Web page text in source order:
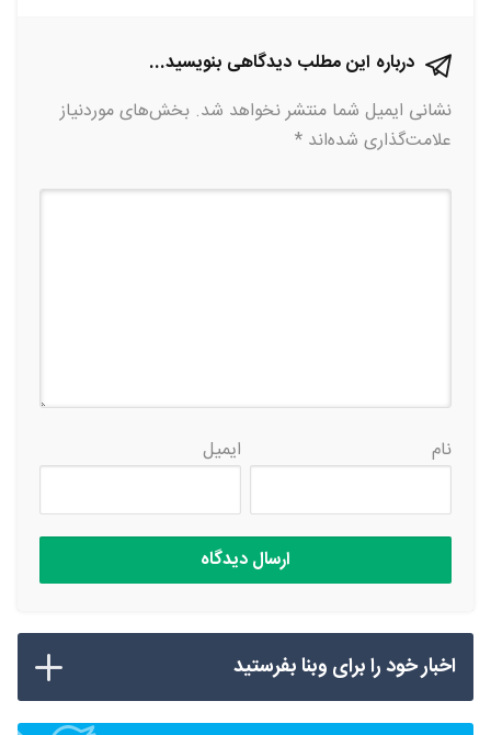
درباره این مطلب دیدگاهی بنویسید...
نشانی ایمیل شما منتشر نخواهد شد. بخش‌های موردنیاز
علامت‌گذاری شده‌اند *
نام ایمیل
اخبار خود را برای وبنا بفرستید